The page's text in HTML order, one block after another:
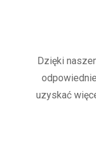
Dzięki
uzyskać